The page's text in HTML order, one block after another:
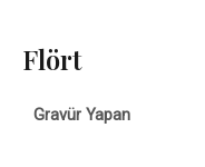
Flört
Gravür Yapan